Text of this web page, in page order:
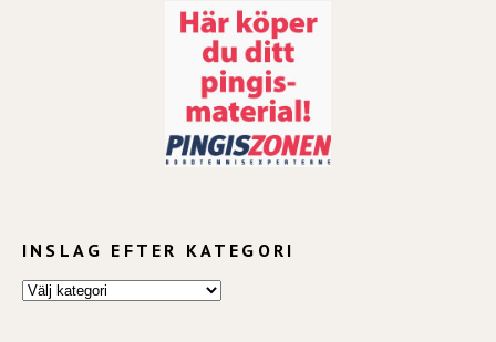
INSLAG EFTER KATEGORI